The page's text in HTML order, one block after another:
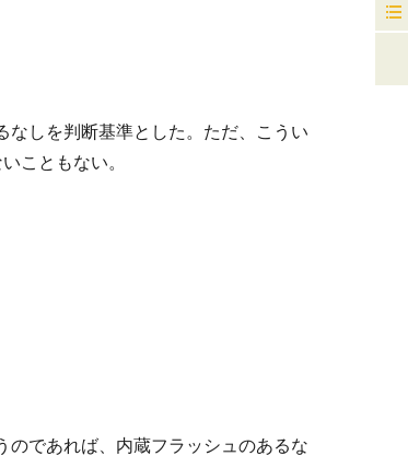
なしを判断基準とした。ただ、こうい
こともない。
のであれば、内蔵フラッシュのあるな